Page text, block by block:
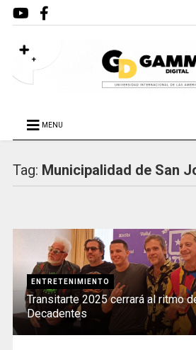
MENU
Tag: Municipalidad de San
ENTRETENIMIENTO
Transitarte 2025 cerrará al ritmo
Decadentes